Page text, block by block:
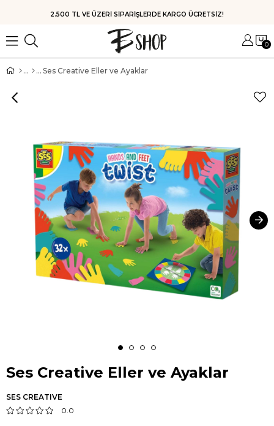
HIZLI KARGO
0
Ses Creative Eller ve Ayaklar
Ses Creative Eller ve Ayaklar
SES CREATIVE
0.0